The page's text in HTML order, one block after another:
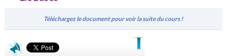
Téléchargez le document pour voir la suite du cours !